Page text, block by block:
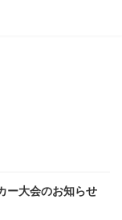
ー大会のお知らせ